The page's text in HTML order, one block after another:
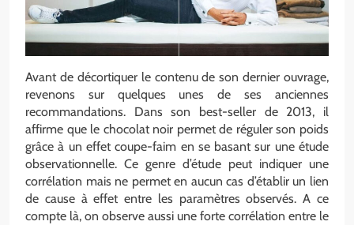
Avant de décortiquer le contenu de son dernier ouvrage,
revenons sur quelques unes de ses anciennes
recommandations. Dans son best-seller de 2013, il
affirme que le chocolat noir permet de réguler son poids
grâce à un effet coupe-faim en se basant sur une étude
observationnelle. Ce genre d’étude peut indiquer une
corrélation mais ne permet en aucun cas d’établir un lien
de cause à effet entre les paramètres observés. A ce
compte là, on observe aussi une forte corrélation entre le